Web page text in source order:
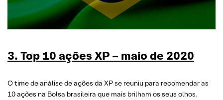
3. Top 10 ações XP – maio de 2020
O time de análise de ações da XP se reuniu para recomendar as
10 ações na Bolsa brasileira que mais brilham os seus olhos.